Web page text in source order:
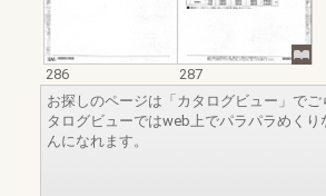
286
287
お探しのページは「カタログビュー」で
タログビューではweb上でパラパラめくり
んになれます。